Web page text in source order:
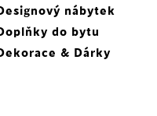
nábytek
do bytu
& Dárky